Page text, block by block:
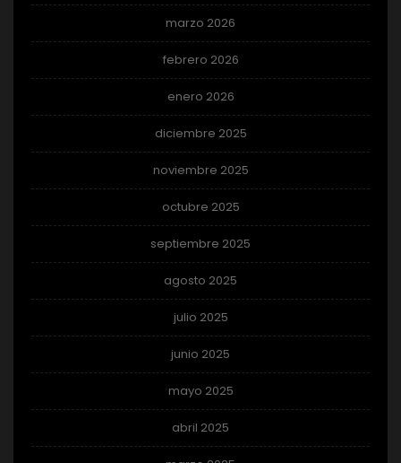
marzo 2026
febrero 2026
enero 2026
diciembre 2025
noviembre 2025
octubre 2025
septiembre 2025
agosto 2025
julio 2025
junio 2025
mayo 2025
abril 2025